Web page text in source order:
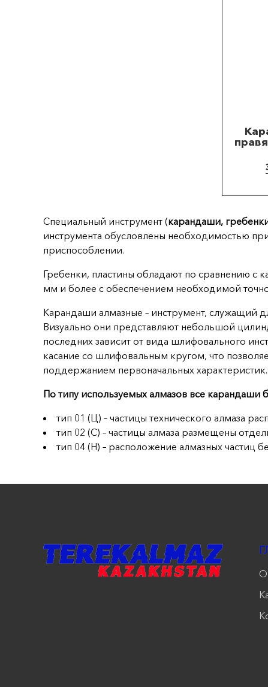
Специальный инструмент (карандаши,
инструмента обусловлены необходимостью
приспособлении.
Гребенки, пластины обладают по сравнению
мм и более с обеспечением необходимой
Карандаши алмазные – инструмент, служащий
Визуально они представляют небольшой
последних зависит от вида шлифовального
касание со шлифовальным кругом, что
поддержанием первоначальных характеристик.
По типу используемых алмазов все карандаши
тип 01 (Ц) – частицы технического алмаза
тип 02 (С) – частицы алмаза размещены
тип 04 (Н) – расположение алмазных частиц
О